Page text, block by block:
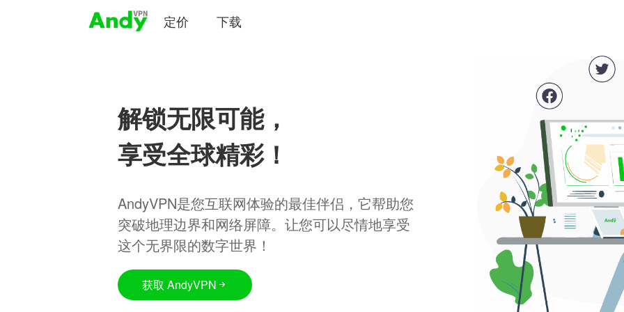
定价 下载
解锁无限可能，
享受全球精彩！
AndyVPN是您互联网体验的最佳伴侣，它帮助您
突破地理边界和网络屏障。让您可以尽情地享受
这个无界限的数字世界！
获取 AndyVPN